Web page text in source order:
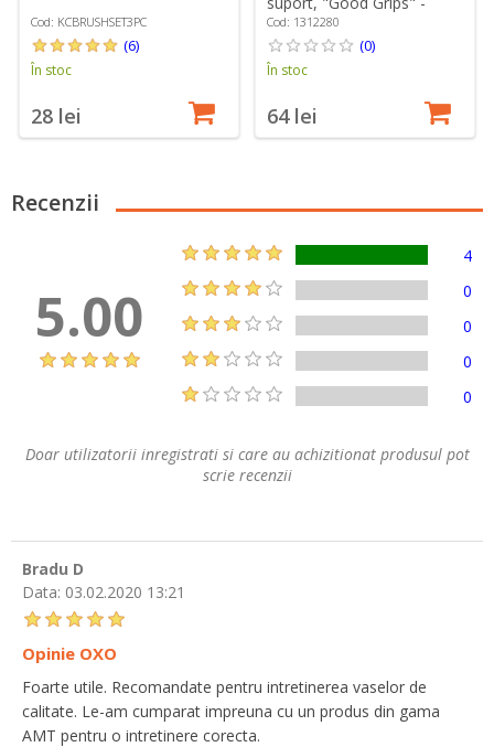
Cod: KCBRUSHSET3PC
(6)
În stoc
28 lei
OXO
Cod: 1312280
(0)
În stoc
64 lei
Recenzii
5.00
4
0
0
0
0
Doar utilizatorii inregistrati si care au achizitionat produsul pot
scrie recenzii
Bradu D
Data: 03.02.2020 13:21
Opinie OXO
Foarte utile. Recomandate pentru intretinerea vaselor de
calitate. Le-am cumparat impreuna cu un produs din gama
AMT pentru o intretinere corecta.